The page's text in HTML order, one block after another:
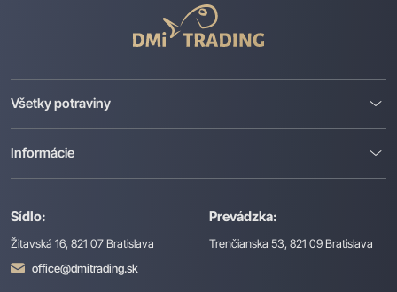
Trading
Sídlo:
Žitavská 16, 821 07 Bratislava
office@dmitrading.sk
Prevádzka:
Trenčianska 53, 821 09 Bratislava
Všetky potraviny
Informácie